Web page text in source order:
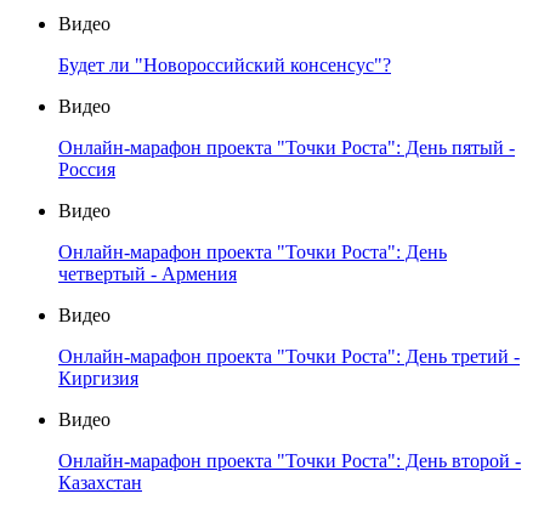
Видео
Будет ли "Новороссийский консенсус"?
Видео
Онлайн-марафон проекта "Точки Роста": День пятый -
Россия
Видео
Онлайн-марафон проекта "Точки Роста": День
четвертый - Армения
Видео
Онлайн-марафон проекта "Точки Роста": День третий -
Киргизия
Видео
Онлайн-марафон проекта "Точки Роста": День второй -
Казахстан